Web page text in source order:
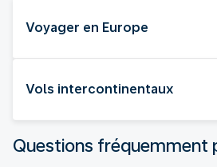
Voyager en Europe
Vols intercontinentaux
Questions fréquemment